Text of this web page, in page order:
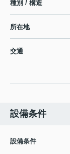
種別 / 構造
所在地
交通
設備条件
設備条件